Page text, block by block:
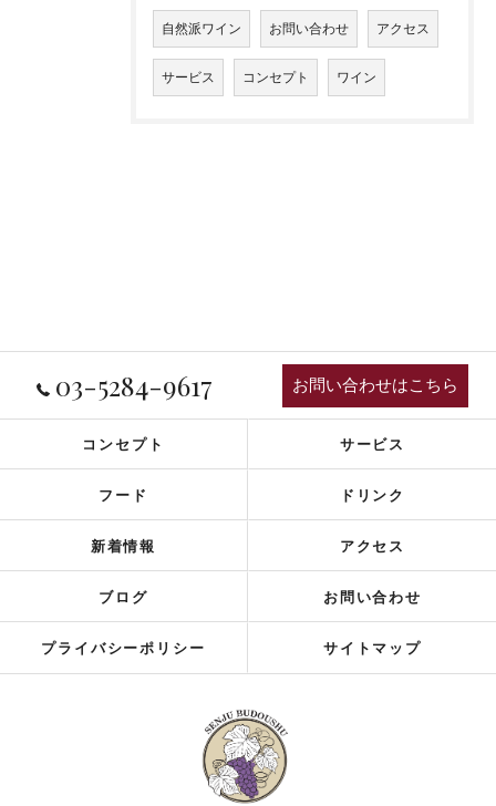
自然派ワイン お問い合わせ アクセス
サービス コンセプト ワイン
03-5284-9617 お問い合わせはこちら
コンセプト サービス
フード ドリンク
新着情報 アクセス
ブログ お問い合わせ
プライバシーポリシー サイトマップ